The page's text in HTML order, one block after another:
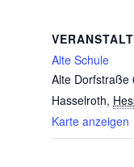
Alte Schule
Alte Dorfstraße
Hasselroth,
Karte anzeigen